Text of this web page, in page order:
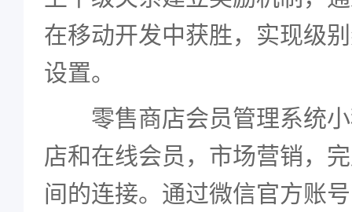
在移动开发中获胜，实现级
设置。
零售商店会员管理系统小
店和在线会员，市场营销，
间的连接。通过微信官方账